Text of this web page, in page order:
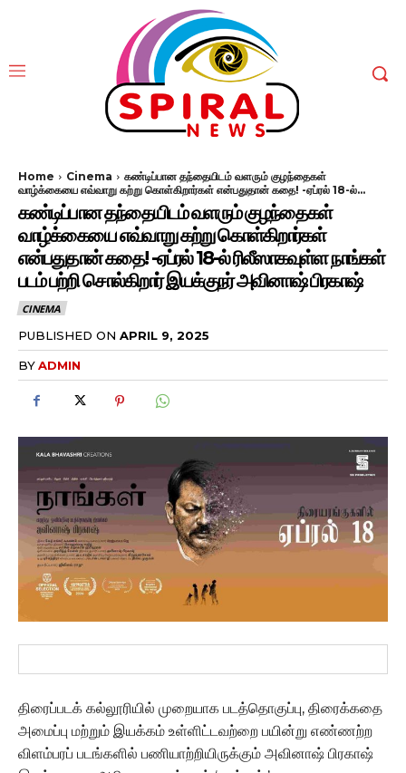
Home Cinema
கண்டிப்பான தந்தையிடம் வளரும் குழந்தைகள்
வாழ்க்கையை எவ்வாறு கற்று கொள்கிறார்கள் என்பதுதான் கதை! -ஏப்ரல் 18-ல்...
கண்டிப்பான தந்தையிடம் வளரும் குழந்தைகள்
வாழ்க்கையை எவ்வாறு கற்று கொள்கிறார்கள்
என்பதுதான் கதை! -ஏப்ரல் 18-ல் ரிலீஸாகவுள்ள நாங்கள்
படம் பற்றி சொல்கிறார் இயக்குநர் அவினாஷ் பிரகாஷ்
CINEMA
PUBLISHED ON APRIL 9, 2025
BYADMIN
திரைப்படக் கல்லூரியில் முறையாக படத்தொகுப்பு, திரைக்கதை
அமைப்பு மற்றும் இயக்கம் உள்ளிட்டவற்றை பயின்று எண்ணற்ற
விளம்பரப் படங்களில் பணியாற்றியிருக்கும் அவினாஷ் பிரகாஷ்